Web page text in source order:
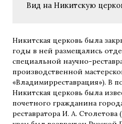
Вид на Никитскую
Никитская церковь была
годы в ней размещались
специальной научно-
производственной
«Владимирреставрация»). В
Никитская церковь была
почетного гражданина
реставратора И. А. Столетова